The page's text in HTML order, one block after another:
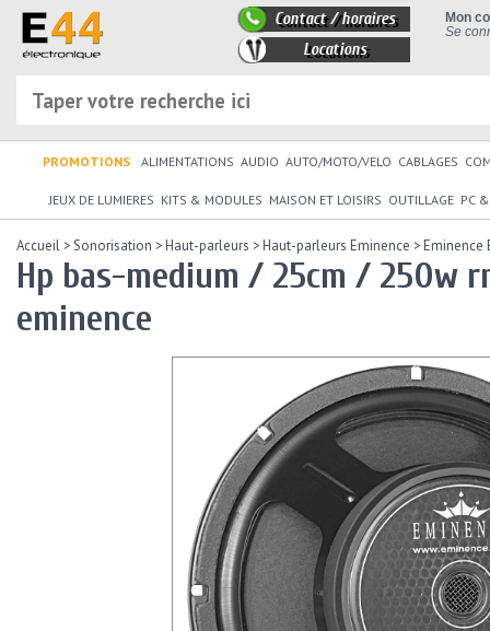
Mon
Se
Contact / horaires
Locations
PROMOTIONS ALIMENTATIONS AUDIO AUTO/MOTO/VELO CABLAGES
JEUX DE LUMIERES KITS & MODULES MAISON ET LOISIRS OUTILLAGE PC
Accueil >Sonorisation >Haut-parleurs >Haut-parleurs Eminence > Eminence
Hp bas-medium / 25cm / 250w
eminence